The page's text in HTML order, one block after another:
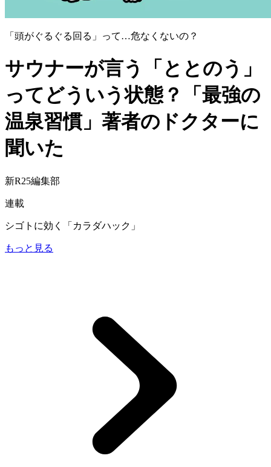
「頭がぐるぐる回る」って…危なくないの？
サウナーが言う「ととのう」
ってどういう状態？「最強の
温泉習慣」著者のドクターに
聞いた
新R25編集部
連載
シゴトに効く「カラダハック」
もっと見る